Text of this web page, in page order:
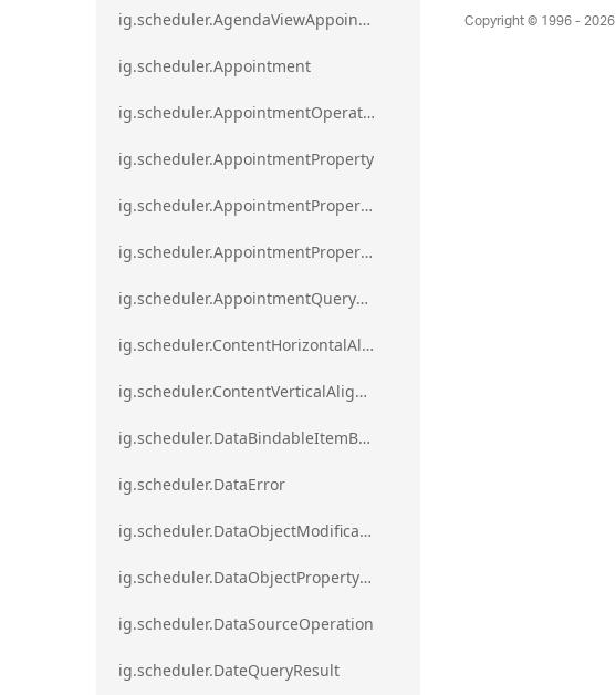
ig.scheduler.AgendaViewAppointmentScope
ig.scheduler.Appointment
ig.scheduler.AppointmentOperationResult
ig.scheduler.AppointmentProperty
ig.scheduler.AppointmentPropertyMapping
ig.scheduler.AppointmentPropertyMappingsCollection
ig.scheduler.AppointmentQueryResult
ig.scheduler.ContentHorizontalAlignment
ig.scheduler.ContentVerticalAlignment
ig.scheduler.DataBindableItemBase
ig.scheduler.DataError
ig.scheduler.DataObjectModificationError`1
ig.scheduler.DataObjectPropertyAccessError`1
ig.scheduler.DataSourceOperation
ig.scheduler.DateQueryResult
Copyright © 1996 - 2026